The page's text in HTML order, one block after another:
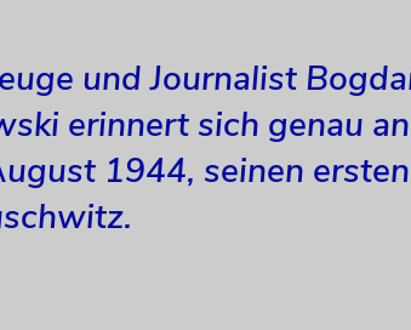
und Journalist
erinnert sich genau an
1944, seinen ersten